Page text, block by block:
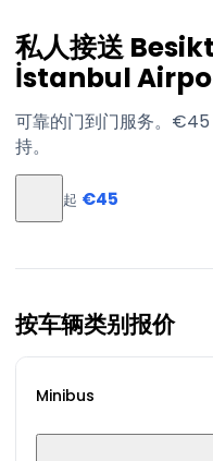
私人接送
İstanbul
可靠的门到门服务。
持。
起 €45
按车辆类别报价
Minibus